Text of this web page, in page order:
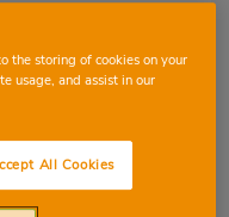
o bizcochos
guste.
de kéfir.
negro,
the storing of cookies on your
usage, and assist in our
All Cookies